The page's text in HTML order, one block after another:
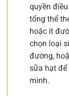
quyền
tổng thể
hoặc ít
chọn loại
đường,
sữa hạt để
mình.